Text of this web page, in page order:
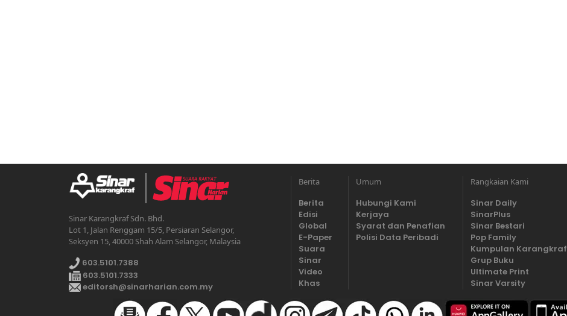
Sinar Karangkraf Sdn. Bhd.
Lot 1, Jalan Renggam 15/5, Persiaran Selangor,
Seksyen 15, 40000 Shah Alam Selangor, Malaysia
603.5101.7388
603.5101.7333
editorsh@sinarharian.com.my
Berita
Berita
Edisi
Global
E-Paper
Suara
Sinar
Video
Khas
Umum
Hubungi Kami
Kerjaya
Syarat dan Penafian
Polisi Data Peribadi
Rangkaian Kami
Sinar Daily
SinarPlus
Sinar Bestari
Pop Family
Kumpulan Karangkraf
Grup Buku
Ultimate Print
Sinar Varsity